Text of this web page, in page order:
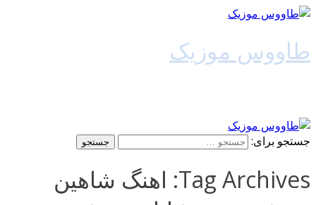
طاووس موزیک
جستجو برای:
Tag Archives: اهنگ شاهین